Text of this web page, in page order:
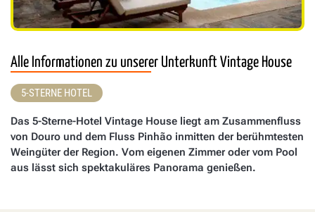
Alle Informationen zu unserer Unterkunft Vintage House
5-STERNE HOTEL
Das 5-Sterne-Hotel Vintage House liegt am Zusammenfluss
von Douro und dem Fluss Pinhão inmitten der berühmtesten
Weingüter der Region. Vom eigenen Zimmer oder vom Pool
aus lässt sich spektakuläres Panorama genießen.